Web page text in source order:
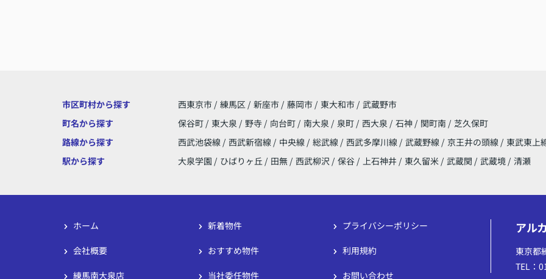
市区町村から探す 西東京市 / 練馬区 / 新座市 / 藤岡市 / 東大和市 / 武蔵野市
町名から探す
保谷町 / 東大泉 / 野寺 / 向台町 / 南大泉 / 泉町 / 西大泉 / 石神 / 関町南 / 芝久保町
路線から探す
西武池袋線 / 西武新宿線 / 中央線 / 総武線 / 西武多摩川線 / 武蔵野線 / 京王井の頭線 / 東武東上
駅から探す
大泉学園 / ひばりヶ丘 / 田無 / 西武柳沢 / 保谷 / 上石神井 / 東久留米 / 武蔵関 / 武蔵境 / 清瀬
ホーム
会社概要
練馬南大泉店
新着物件
おすすめ物件
当社委任物件
プライバシーポリシー
利用規約
お問い合わせ
アル
東京都
TEL：